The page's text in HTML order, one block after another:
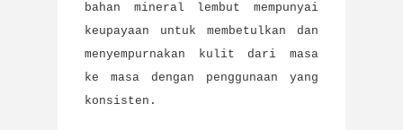
bahan mineral lembut mempunyai
keupayaan untuk membetulkan dan
menyempurnakan kulit dari masa
ke masa dengan penggunaan yang
konsisten.